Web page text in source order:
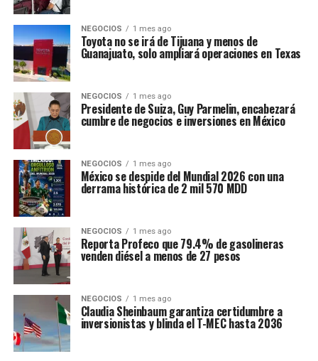
NEGOCIOS 1 mes ago
Toyota no se irá de Tijuana y menos de
Guanajuato, solo ampliará operaciones en Texas
NEGOCIOS 1 mes ago
Presidente de Suiza, Guy Parmelin, encabezará
cumbre de negocios e inversiones en México
NEGOCIOS 1 mes ago
México se despide del Mundial 2026 con una
derrama histórica de 2 mil 570 MDD
NEGOCIOS 1 mes ago
Reporta Profeco que 79.4% de gasolineras
venden diésel a menos de 27 pesos
NEGOCIOS 1 mes ago
Claudia Sheinbaum garantiza certidumbre a
inversionistas y blinda el T-MEC hasta 2036